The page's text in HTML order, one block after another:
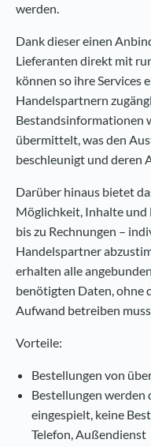
werden.
Dank dieser einen
Lieferanten direkt mit
können so ihre Services
Handelspartnern
Bestandsinformationen
übermittelt, was den
beschleunigt und deren
Darüber hinaus bietet
Möglichkeit, Inhalte
bis zu Rechnungen –
Handelspartner
erhalten alle
benötigten Daten, ohne
Aufwand betreiben
Vorteile:
Bestellungen von
Bestellungen werden
eingespielt, keine
Telefon, Außendienst